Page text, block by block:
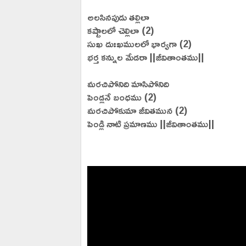
అలసినపుడు తల్లిలా
కష్టాలలో చెల్లిలా (2)
సుఖ దుఃఖములలో భార్యగా (2)
భర్త కన్నుల మేడరా ||జీవితాంతము||
మరచిపోనిది మాసిపోనిది
పెండ్లనే బంధము (2)
మరచిపోకుమా జీవితమున (2)
పెండ్లి నాటి ప్రమాణము ||జీవితాంతము||